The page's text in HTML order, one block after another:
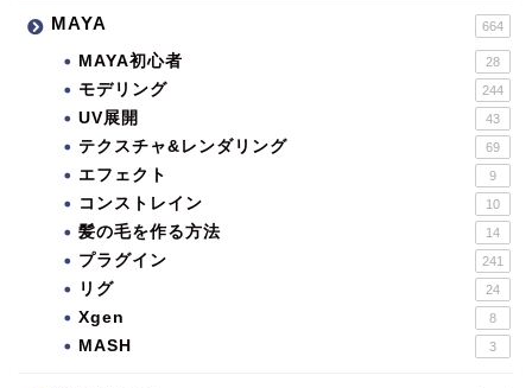
MAYA 664
MAYA初心者 28
モデリング 244
UV展開 43
テクスチャ&レンダリング 69
エフェクト 9
コンストレイン 10
髪の毛を作る方法 14
プラグイン 241
リグ 24
Xgen 8
MASH 3